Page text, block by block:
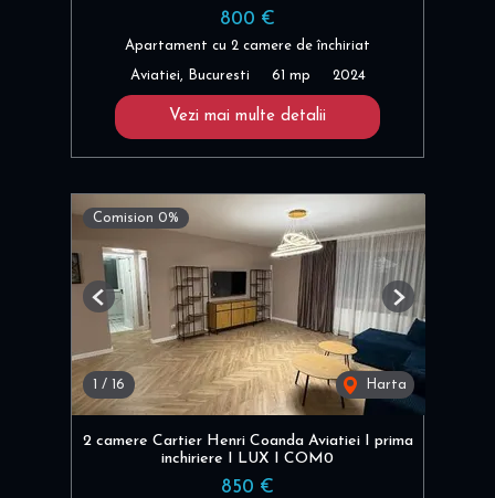
800 €
Apartament cu 2 camere de închiriat
Aviatiei, Bucuresti 61 mp 2024
Vezi mai multe detalii
Comision 0%
/ 16 Harta
Previous Next
2 camere Cartier Henri Coanda Aviatiei I prima
inchiriere I LUX I COM0
850 €